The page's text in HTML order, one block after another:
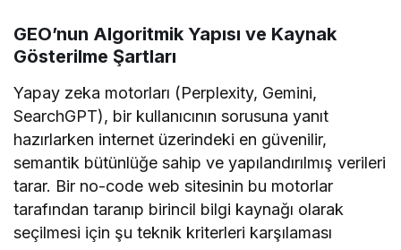
GEO’nun Algoritmik Yapısı ve Kaynak
Gösterilme Şartları
Yapay zeka motorları (Perplexity, Gemini,
SearchGPT), bir kullanıcının sorusuna yanıt
hazırlarken internet üzerindeki en güvenilir,
semantik bütünlüğe sahip ve yapılandırılmış verileri
tarar. Bir no-code web sitesinin bu motorlar
tarafından taranıp birincil bilgi kaynağı olarak
seçilmesi için şu teknik kriterleri karşılaması